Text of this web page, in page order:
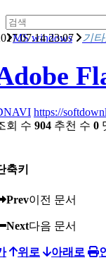
MS windows 기
23:07
https://
회 수 904 추천 수 0
축키
Prev이전 문서
Next다음 문서
위로 아래로